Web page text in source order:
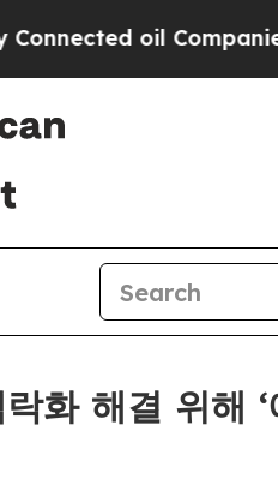
— not
해결 위해 ‘